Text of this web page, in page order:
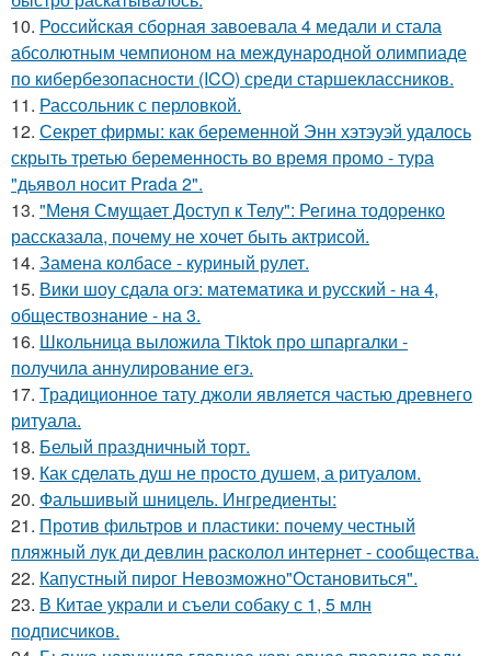
10. Российская сборная завоевала 4 медали и стала
абсолютным чемпионом на международной олимпиаде
по кибербезопасности (ICO) среди старшеклассников.
11. Рассольник с перловкой.
12. Секрет фирмы: как беременной Энн хэтэуэй удалось
скрыть третью беременность во время промо - тура
"дьявол носит Prada 2".
13. "Меня Смущает Доступ к Телу": Регина тодоренко
рассказала, почему не хочет быть актрисой.
14. Замена колбасе - куриный рулет.
15. Вики шоу сдала огэ: математика и русский - на 4,
обществознание - на 3.
16. Школьница выложила Tiktok про шпаргалки -
получила аннулирование егэ.
17. Традиционное тату джоли является частью древнего
ритуала.
18. Белый праздничный торт.
19. Как сделать душ не просто душем, а ритуалом.
20. Фальшивый шницель. Ингредиенты:
21. Против фильтров и пластики: почему честный
пляжный лук ди девлин расколол интернет - сообщества.
22. Капустный пирог Невозможно"Остановиться".
23. В Китае украли и съели собаку с 1, 5 млн
подписчиков.